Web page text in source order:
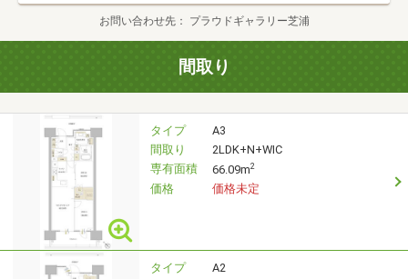
お問い合わせ先 プラウドギャラリー芝浦
間取り
タイプ
A3
間取り
2LDK+N+WIC
専有面積
66.09m2
価格 価格未定
タイプ
A2